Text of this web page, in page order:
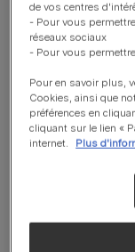
Recommandé
Insuffisance
de vos centres
- Pour vous
réseaux sociaux
- Pour vous
Pour en savoir plus,
Cookies, ainsi que
préférences en
cliquant sur le lien «
internet.
Plus